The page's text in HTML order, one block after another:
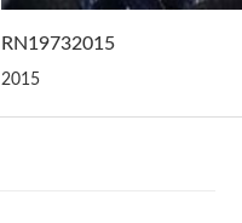
RN19732015
2015